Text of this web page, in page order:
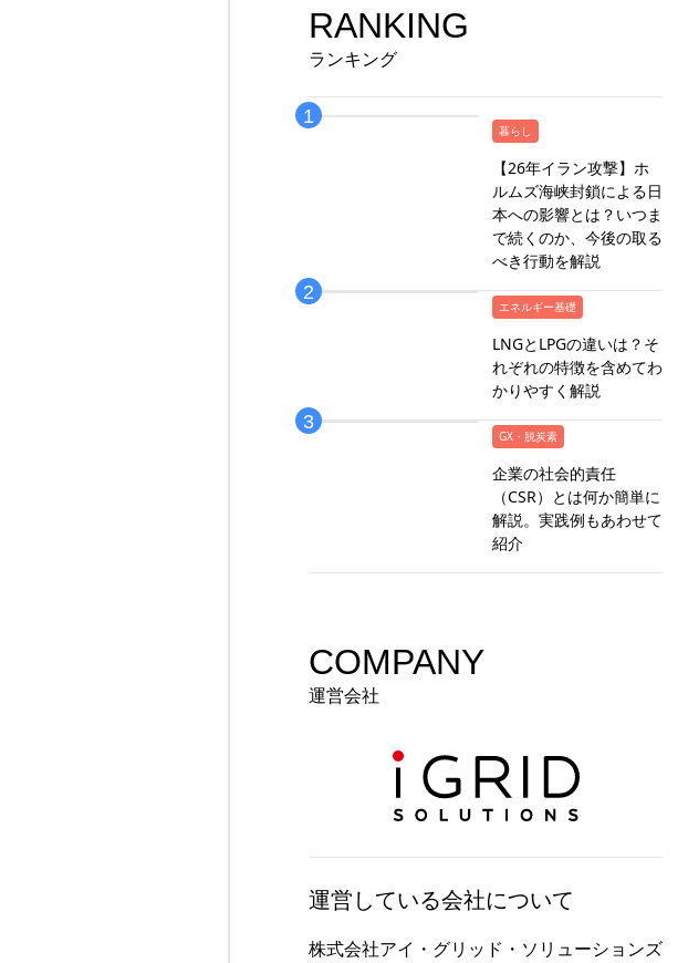
RANKING
ランキング
暮らし
【26年イラン攻撃】ホ
ルムズ海峡封鎖による日
本への影響とは？いつま
で続くのか、今後の取る
べき行動を解説
エネルギー基礎
LNGとLPGの違いは？そ
れぞれの特徴を含めてわ
かりやすく解説
GX・脱炭素
企業の社会的責任
（CSR）とは何か簡単に
解説。実践例もあわせて
紹介
COMPANY
運営会社
運営している会社について
株式会社アイ・グリッド・ソリューションズ